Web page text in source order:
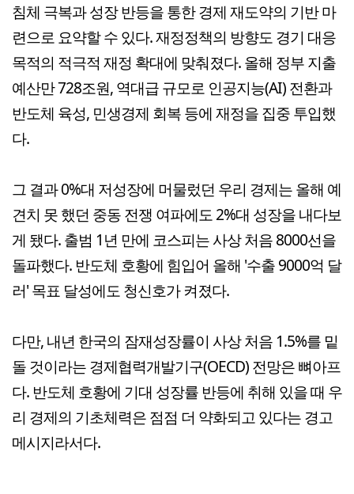
침체 극복과 성장 반등을 통한 경제 재도약의 기반 마
련으로 요약할 수 있다. 재정정책의 방향도 경기 대응
목적의 적극적 재정 확대에 맞춰졌다. 올해 정부 지출
예산만 728조원, 역대급 규모로 인공지능(AI) 전환과
반도체 육성, 민생경제 회복 등에 재정을 집중 투입했
다.
그 결과 0%대 저성장에 머물렀던 우리 경제는 올해 예
견치 못 했던 중동 전쟁 여파에도 2%대 성장을 내다보
게 됐다. 출범 1년 만에 코스피는 사상 처음 8000선을
돌파했다. 반도체 호황에 힘입어 올해 '수출 9000억 달
러' 목표 달성에도 청신호가 켜졌다.
다만, 내년 한국의 잠재성장률이 사상 처음 1.5%를 밑
돌 것이라는 경제협력개발기구(OECD) 전망은 뼈아프
다. 반도체 호황에 기대 성장률 반등에 취해 있을 때 우
리 경제의 기초체력은 점점 더 약화되고 있다는 경고
메시지라서다.